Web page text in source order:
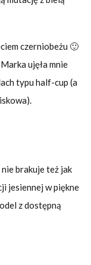
czerniobeżu 🙂
ujęła mnie
typu half-cup (a
brakuje też jak
jesiennej w piękne
z dostępną